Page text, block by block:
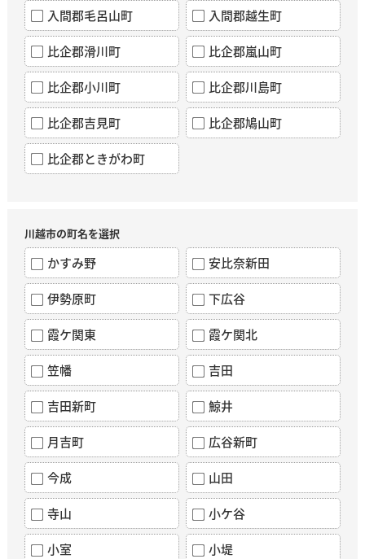
入間郡毛呂山町 入間郡越生町
比企郡滑川町 比企郡嵐山町
比企郡小川町 比企郡川島町
比企郡吉見町 比企郡鳩山町
比企郡ときがわ町
川越市の町名を選択
かすみ野 安比奈新田
伊勢原町 下広谷
霞ケ関東 霞ケ関北
笠幡 吉田
吉田新町 鯨井
月吉町 広谷新町
今成 山田
寺山 小ケ谷
小室 小堤